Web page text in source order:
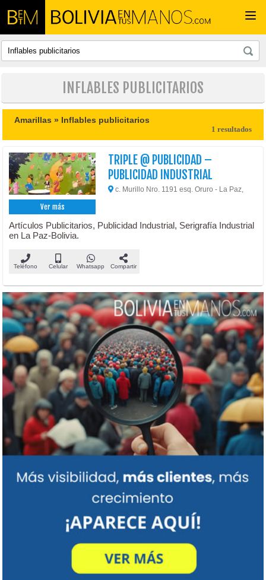
INFLABLES PUBLICITARIOS
Amarillas » Inflables publicitarios
1 resultados
Ver más
TRIPLE @ PUBLICIDAD –
PUBLICIDAD INDUSTRIAL
c. Murillo Nro. 1191 esq. Oruro - La Paz,
Artículos Publicitarios, Publicidad Industrial, Serigrafía Industrial
en La Paz-Bolivia.
Teléfono Celular Whatsapp Compartir